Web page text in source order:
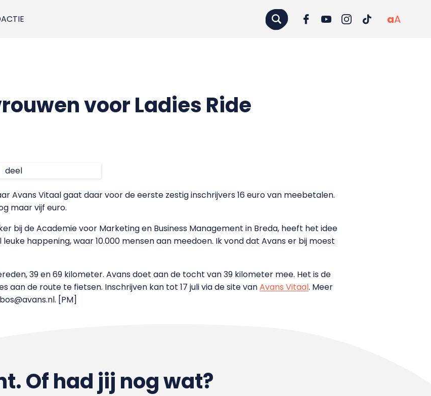
aA
voor Ladies Ride
deel
Avans Vitaal gaat daar voor de eerste zestig inschrijvers 16 euro van meebetalen.
maar vijf euro.
bij de Academie voor Marketing en Business Management in Breda, heeft het idee
leuke happening, waar 10.000 mensen aan meedoen. Ik vond dat Avans er bij moest
39 en 69 kilometer. Avans doet aan de tocht van 39 kilometer mee. Het is de
aan de route te fietsen. Inschrijven kan tot 17 juli via de site vanAvans Vitaal. Meer
[PM]
Of had jij nog wat?